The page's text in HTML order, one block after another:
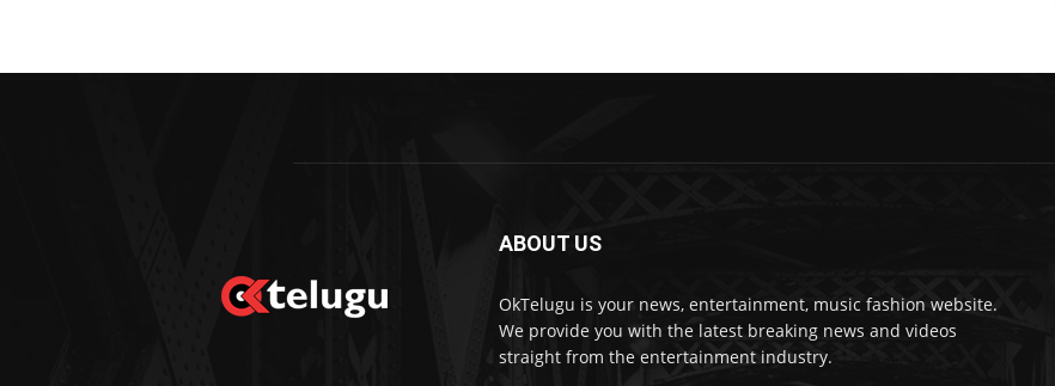
ABOUT US
OkTelugu is your news, entertainment, music fashion website.
We provide you with the latest breaking news and videos
straight from the entertainment industry.